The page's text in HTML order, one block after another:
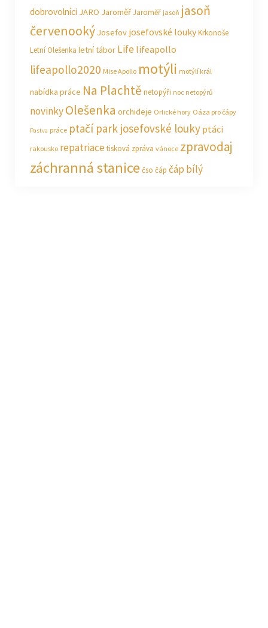
dobrovolníci JARO JaroměřJaroměř jasoň jasoň
červenooký Josefov josefovské loukyKrkonoše
Letní Olešenka letní tábor Life lifeapollo
lifeapollo2020 Mise Apollo motýli motýlí král
nabídka práce Na Plachtě netopýři noc netopýrů
novinkyOlešenka orchideje Orlické hory Oáza pro čápy
Pastva práce ptačí park josefovské louky ptáci
rakousko repatriacetisková zpráva vánoce zpravodaj
záchranná stanice čso čáp čáp bílý